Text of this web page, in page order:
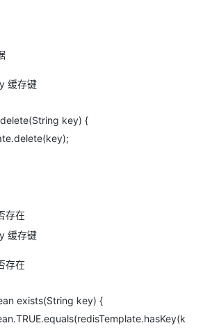
缓存键
key) {
存在
缓存键
存在
exists(String key) {